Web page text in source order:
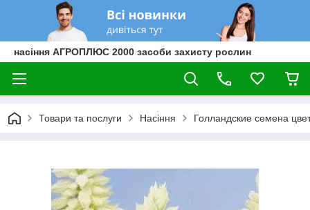
насіння АГРОПЛЮС 2000 засоби захисту рослин
Товари та послуги Насіння Голландские семена